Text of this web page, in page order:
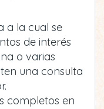
a la cual se
de interés
o varias
una consulta
completos en